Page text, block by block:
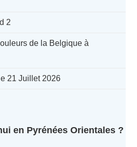
2
de la Belgique à
21 Juillet 2026
en Pyrénées Orientales ?